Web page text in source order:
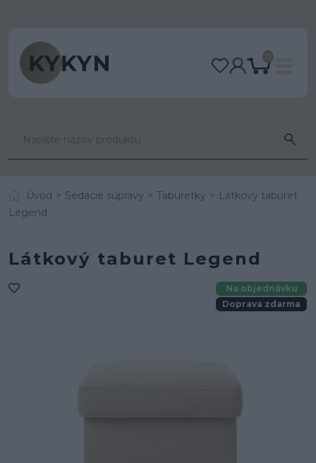
0
Úvod Sedacie súpravy Taburetky
Látkový taburet
Legend
Látkový taburet Legend
Na objednávku
Doprava zdarma